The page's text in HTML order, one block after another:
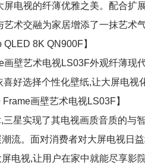
屏电视的纤薄优雅之美。配合
艺术交融为家居增添了一抹艺术
8K QN900F】
艺术电视LS03F外观纤薄现
好选择个性化壁纸,让大屏电
画壁艺术电视LS03F】
实现了其电视画质音质的与
流。面对消费者对大屏电视日
电视,让用户在家中就能尽享影